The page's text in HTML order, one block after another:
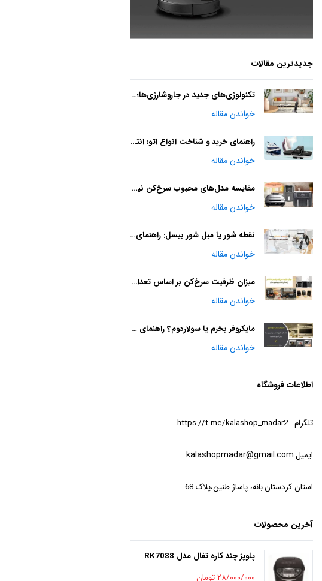
جدیدترین مقالات
تکنولوژی‌های جدید در جاروشارژی‌ها؛ خانه‌ای تمیزتر با آینده‌ای هوشمند
خواندن مقاله
راهنمای خرید و شناخت انواع اتو؛ انتخابی هوشمندانه
خواندن مقاله
مقایسه مدل‌های محبوب سرخ‌کن نینجا : مقایسه و راهنمای خرید
خواندن مقاله
نقطه شور یا مبل شور بیسل: راهنمای کامل کاربردها و مزایا
خواندن مقاله
میزان ظرفیت سرخ‌کن بر اساس تعداد نفرات: راهنمای انتخاب بهترین مدل
خواندن مقاله
مایکروفر بخرم یا سولاردوم؟ راهنمای جامع انتخاب بهترین وسیله برای آشپزخانه شما
خواندن مقاله
اطلاعات فروشگاه
تلگرام : https://t.me/kalashop_madar2
ایمیل:kalashopmadar@gmail.com
استان کردستان:بانه، پاساژ طنین،پلاک 68
آخرین محصولات
پلوپز چند کاره تفال مدل RK7088
۲۸/۰۰۰/۰۰۰ تومان